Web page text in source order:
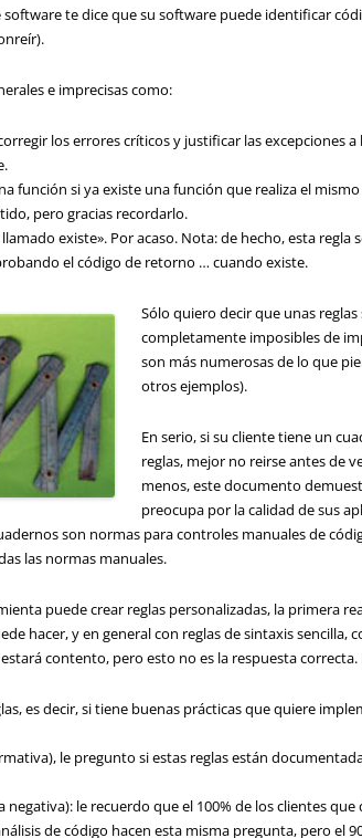
te dice que su software puede identificar
e imprecisas como:
los errores críticos y justificar las excepciones a
función si ya existe una función que realiza el
pero gracias recordarlo.
existe». Por acaso. Nota: de hecho, esta regla
el código de retorno … cuando existe.
Sólo quiero decir que unas reglas
completamente imposibles de
son más numerosas de lo que
otros ejemplos).
En serio, si su cliente tiene un
reglas, mejor no reirse antes de
menos, este documento
preocupa por la calidad de sus
son normas para controles manuales de
las normas manuales.
puede crear reglas personalizadas, la primera
hacer, y en general con reglas de sintaxis sencilla,
contento, pero esto no es la respuesta
es decir, si tiene buenas prácticas que quiere
le pregunto si estas reglas están
negativa): le recuerdo que el 100% de los clientes que
de código hacen esta misma pregunta, pero el